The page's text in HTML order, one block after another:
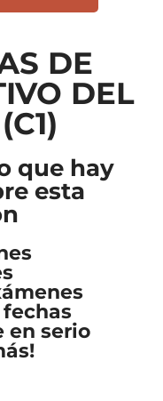
DE
DEL
que hay
esta
en serio